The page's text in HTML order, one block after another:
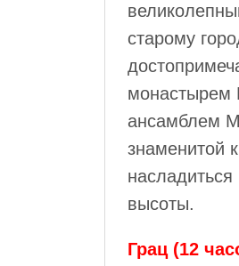
старому
монастырем
ансамблем
знаменитой
высоты.
Грац (12